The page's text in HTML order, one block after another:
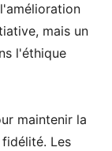
mais un
l'éthique
maintenir la
Les